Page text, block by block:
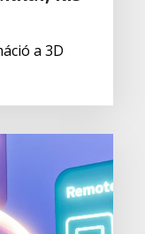
a 3D